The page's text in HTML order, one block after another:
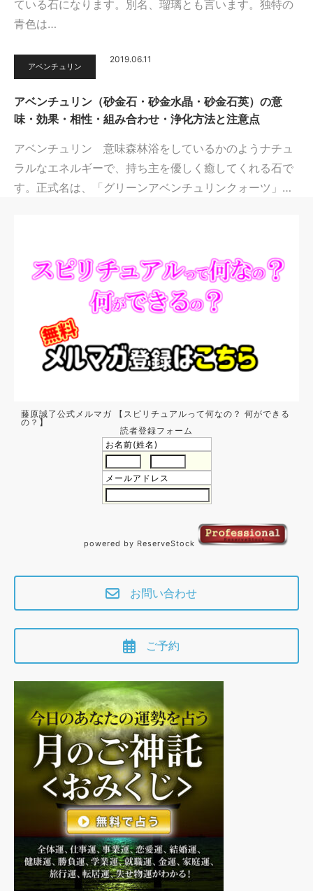
ている石になります。別名、瑠璃とも言います。独特の
青色は…
アベンチュリン
2019.06.11
アベンチュリン（砂金石・砂金水晶・砂金石英）の意
味・効果・相性・組み合わせ・浄化方法と注意点
アベンチュリン 意味森林浴をしているかのようナチュ
ラルなエネルギーで、持ち主を優しく癒してくれる石で
す。正式名は、「グリーンアベンチュリンクォーツ」…
藤原誠了公式メルマガ 【スピリチュアルって何なの？ 何ができる
の？】
読者登録フォーム
お名前(姓名)
メールアドレス
powered by ReserveStock
お問い合わせ
ご予約